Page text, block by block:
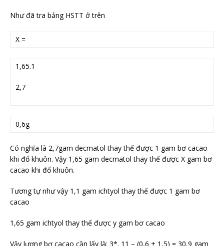
Như đã tra bảng HSTT ở trên
X =
1,65.1
2,7
0,6g
Có nghĩa là 2,7gam decmatol thay thế được 1 gam bơ cacao
khi đổ khuôn. Vậy 1,65 gam decmatol thay thế được X gam bơ
cacao khi đổ khuôn.
Tương tự như vậy 1,1 gam ichtyol thay thế được 1 gam bơ
cacao
1,65 gam ichtyol thay thế được y gam bơ cacao
Vậy lượng bơ cacao cần lấy là: 3*. 11 – (0,6 + 1,5) = 30,9 gam